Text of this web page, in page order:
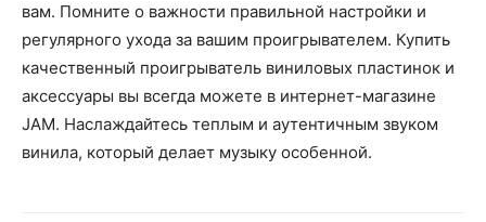
вам. Помните о важности правильной настройки и
регулярного ухода за вашим проигрывателем. Купить
качественный проигрыватель виниловых пластинок и
аксессуары вы всегда можете в интернет-магазине
JAM. Наслаждайтесь теплым и аутентичным звуком
винила, который делает музыку особенной.